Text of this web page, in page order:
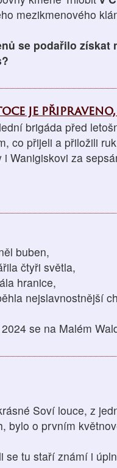
mezikmenového
se podařilo získat
je
brigáda před
co přijeli a přiložili
i Wanigiskovi za
buben,
čtyři světla,
hranice,
nejslavnostnější
se na Malém
Soví louce, z
bylo o prvním
se tu staří známí i